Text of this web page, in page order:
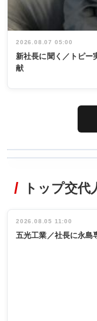
2026.08.07 05:00
新社長に聞く／トピ
献
非鉄業界で
インタビュ
ー／社内ア
タックトレー
祝う 業界関
係者ら220人
出席
トップ交代
2026.08.05 11:00
五光工業／社長に永島